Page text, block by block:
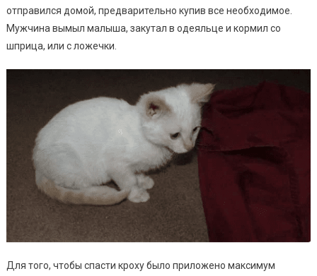
отправился домой, предварительно купив все необходимое.
Мужчина вымыл малыша, закутал в одеяльце и кормил со
шприца, или с ложечки.
Для того, чтобы спасти кроху было приложено максимум